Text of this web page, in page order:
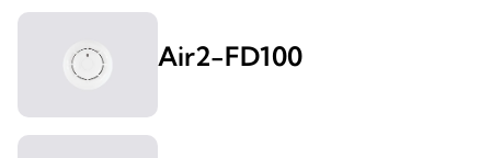
Air2-FD100